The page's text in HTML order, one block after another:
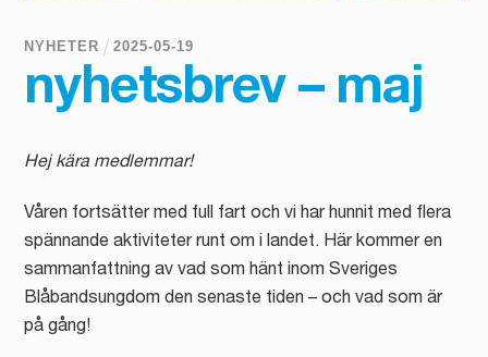
NYHETER 2025-05-19
nyhetsbrev – maj
Hej kära medlemmar!
Våren fortsätter med full fart och vi har hunnit med flera
spännande aktiviteter runt om i landet. Här kommer en
sammanfattning av vad som hänt inom Sveriges
Blåbandsungdom den senaste tiden – och vad som är
på gång!